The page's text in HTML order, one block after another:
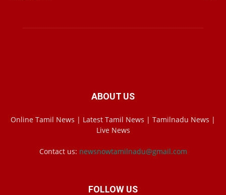
ABOUT US
Online Tamil News | Latest Tamil News | Tamilnadu News |
Live News
Contact us: newsnowtamilnadu@gmail.com
FOLLOW US